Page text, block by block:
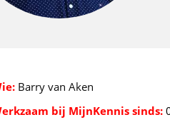
Barry van Aken
bij MijnKennis sinds: